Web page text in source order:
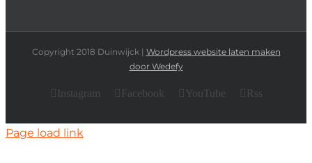
Copyright 2018 Duinwijck | Wordpress website laten maken
door Wedefy
Instagram Facebook YouTube Rss
Page load link